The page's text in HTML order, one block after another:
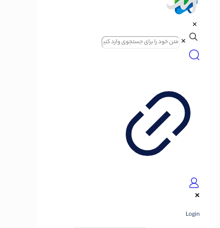
✕
Login